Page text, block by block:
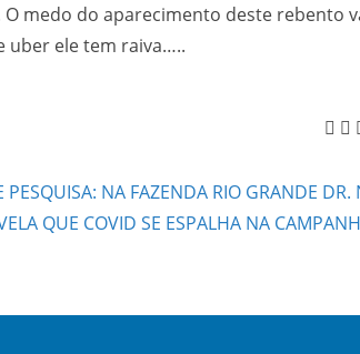
medo do aparecimento deste
uber ele tem raiva…..
NA FAZENDA RIO GRANDE DR.
QUE COVID SE ESPALHA NA